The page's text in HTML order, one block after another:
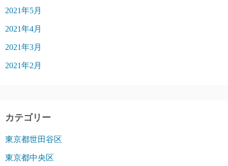
2021年5月
2021年4月
2021年3月
2021年2月
カテゴリー
東京都世田谷区
東京都中央区